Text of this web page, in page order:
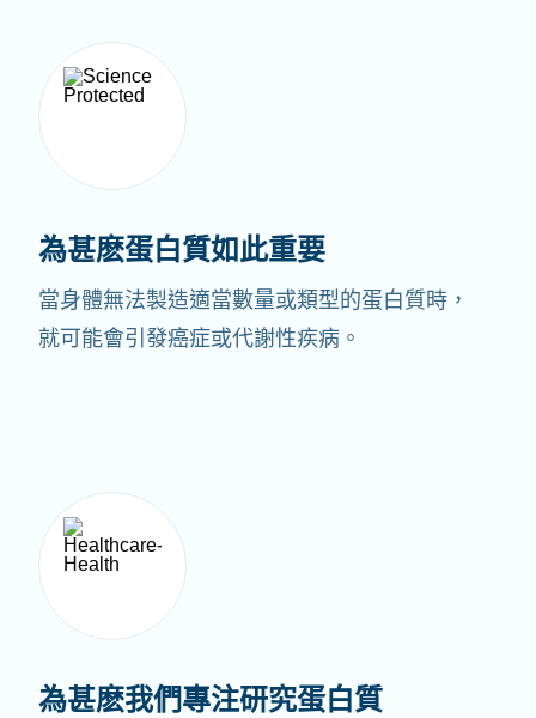
為甚麽蛋白質如此重要
當身體無法製造適當數量或類型的蛋白質時，
就可能會引發癌症或代謝性疾病。
為甚麽我們專注研究蛋白質